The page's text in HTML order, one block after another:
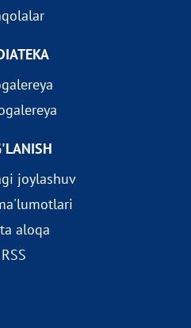
joylashuv
aloqa
RSS